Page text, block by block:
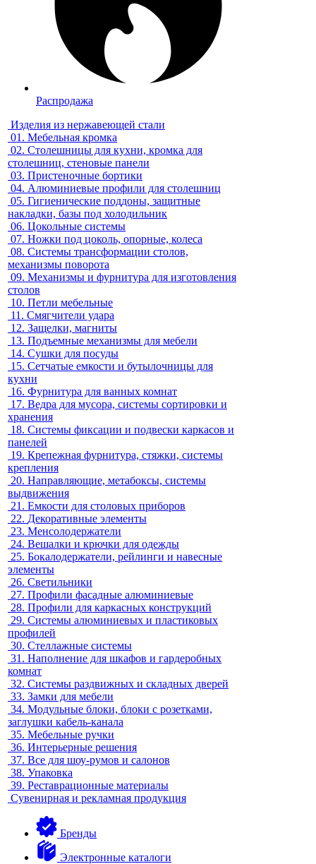
Распродажа
Изделия из нержавеющей стали
01. Мебельная кромка
02. Столешницы для кухни, кромка для
столешниц, стеновые панели
03. Пристеночные бортики
04. Алюминиевые профили для столешниц
05. Гигиенические поддоны, защитные
накладки, базы под холодильник
06. Цокольные системы
07. Ножки под цоколь, опорные, колеса
08. Системы трансформации столов,
механизмы поворота
09. Механизмы и фурнитура для изготовления
столов
10. Петли мебельные
11. Смягчители удара
12. Защелки, магниты
13. Подъемные механизмы для мебели
14. Сушки для посуды
15. Сетчатые емкости и бутылочницы для
кухни
16. Фурнитура для ванных комнат
17. Ведра для мусора, системы сортировки и
хранения
18. Системы фиксации и подвески каркасов и
панелей
19. Крепежная фурнитура, стяжки, системы
крепления
20. Направляющие, метабоксы, системы
выдвижения
21. Емкости для столовых приборов
22. Декоративные элементы
23. Менсолодержатели
24. Вешалки и крючки для одежды
25. Бокалодержатели, рейлинги и навесные
элементы
26. Светильники
27. Профили фасадные алюминиевые
28. Профили для каркасных конструкций
29. Системы алюминиевых и пластиковых
профилей
30. Стеллажные системы
31. Наполнение для шкафов и гардеробных
комнат
32. Системы раздвижных и складных дверей
33. Замки для мебели
34. Модульные блоки, блоки с розетками,
заглушки кабель-канала
35. Мебельные ручки
36. Интерьерные решения
37. Все для шоу-румов и салонов
38. Упаковка
39. Реставрационные материалы
Сувенирная и рекламная продукция
Бренды
Электронные каталоги